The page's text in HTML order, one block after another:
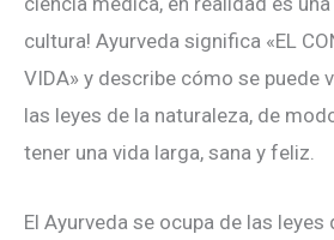
cultura! Ayurveda significa «EL
VIDA» y describe cómo se puede
las leyes de la naturaleza, de
tener una vida larga, sana y feliz.
El Ayurveda se ocupa de las leyes